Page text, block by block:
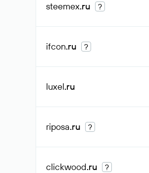
steemex.ru ?
ifcon.ru ?
luxel.ru
riposa.ru ?
clickwood.ru ?